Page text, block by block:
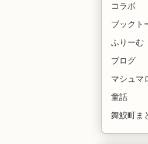
コラボ
ブックト
ふりーむ
ブログ
マシュマ
童話
舞鮫町ま